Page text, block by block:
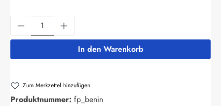
Produkt Anzahl: Gib den gewünschten
In den Warenkorb
Zum Merkzettel hinzufügen
Produktnummer: fp_benin